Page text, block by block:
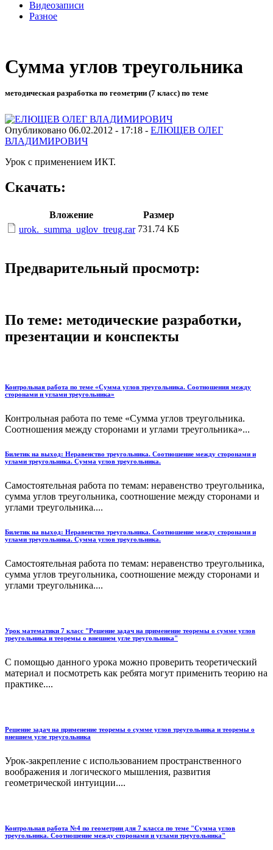
Видеозаписи
Разное
Сумма углов треугольника
методическая разработка по геометрии (7 класс) по теме
Опубликовано 06.02.2012 - 17:18 - ЕЛЮЩЕВ ОЛЕГ
ВЛАДИМИРОВИЧ
Урок с применением ИКТ.
Скачать:
Вложение
Размер
urok._summa_uglov_treug.rar 731.74 КБ
Предварительный просмотр:
По теме: методические разработки,
презентации и конспекты
Контрольная работа по теме «Сумма углов треугольника. Соотношения между
сторонами и углами треугольника»
Контрольная работа по теме «Сумма углов треугольника.
Соотношения между сторонами и углами треугольника»...
Билетик на выход: Неравенство треугольника. Соотношение между сторонами и
углами треугольника. Сумма углов треугольника.
Самостоятельная работа по темам: неравенство треугольника,
сумма углов треугольника, соотношение между сторонами и
углами треугольника....
Билетик на выход: Неравенство треугольника. Соотношение между сторонами и
углами треугольника. Сумма углов треугольника.
Самостоятельная работа по темам: неравенство треугольника,
сумма углов треугольника, соотношение между сторонами и
углами треугольника....
Урок математики 7 класс "Решение задач на применение теоремы о сумме углов
треугольника и теоремы о внешнем угле треугольника"
С помощью данного урока можно проверить теоретический
материал и посмотреть как ребята могут применить теорию на
практике....
Решение задач на применение теоремы о сумме углов треугольника и теоремы о
внешнем угле треугольника
Урок-закрепление с использованием пространственного
воображения и логического мышления, развития
геометрической интуиции....
Контрольная работа №4 по геометрии для 7 класса по теме "Сумма углов
треугольника. Соотношение между сторонами и углами треугольника"